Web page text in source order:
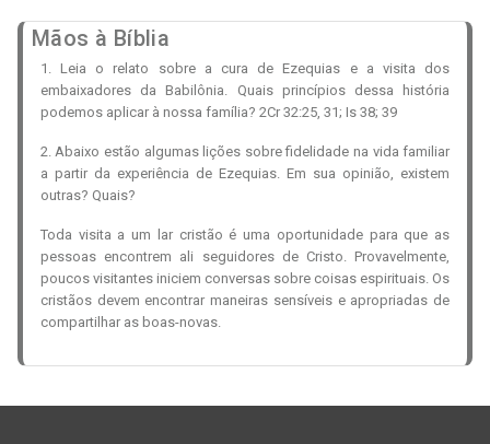
Mãos à Bíblia
1. Leia o relato sobre a cura de Ezequias e a visita dos
embaixadores da Babilônia. Quais princípios dessa história
podemos aplicar à nossa família? 2Cr 32:25, 31; Is 38; 39
2. Abaixo estão algumas lições sobre fidelidade na vida familiar
a partir da experiência de Ezequias. Em sua opinião, existem
outras? Quais?
Toda visita a um lar cristão é uma oportunidade para que as
pessoas encontrem ali seguidores de Cristo. Provavelmente,
poucos visitantes iniciem conversas sobre coisas espirituais. Os
cristãos devem encontrar maneiras sensíveis e apropriadas de
compartilhar as boas-novas.